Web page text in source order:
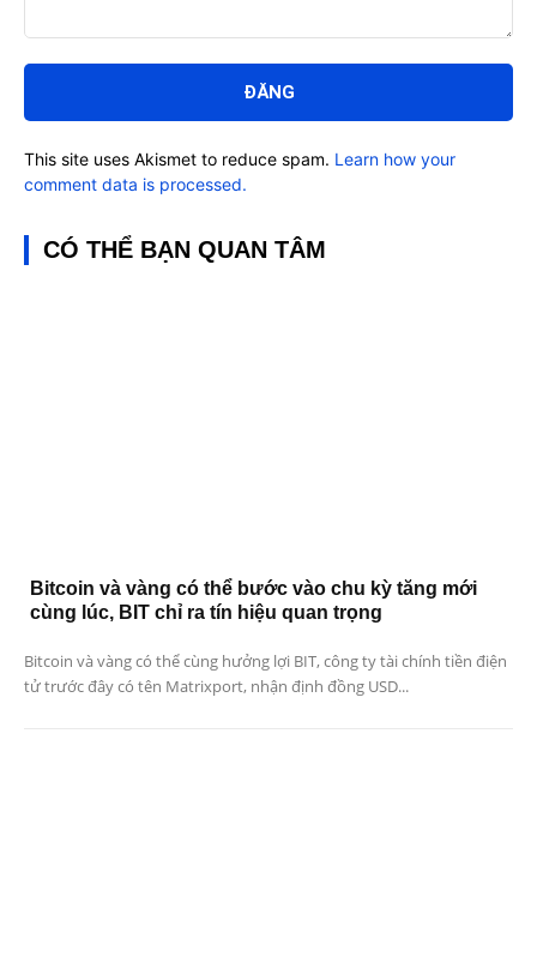
luận:
This site uses Akismet to reduce spam. Learn how your
comment data is processed.
CÓ THỂ BẠN QUAN TÂM
Bitcoin và vàng có thể bước vào chu kỳ tăng mới
cùng lúc, BIT chỉ ra tín hiệu quan trọng
Bitcoin và vàng có thể cùng hưởng lợi BIT, công ty tài chính tiền điện
tử trước đây có tên Matrixport, nhận định đồng USD...